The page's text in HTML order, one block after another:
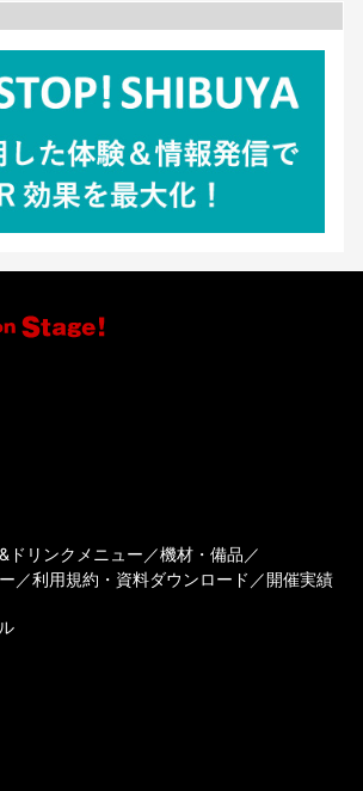
ドリンクメニュー
機材・備品
利用規約・資料ダウンロード 開催実績